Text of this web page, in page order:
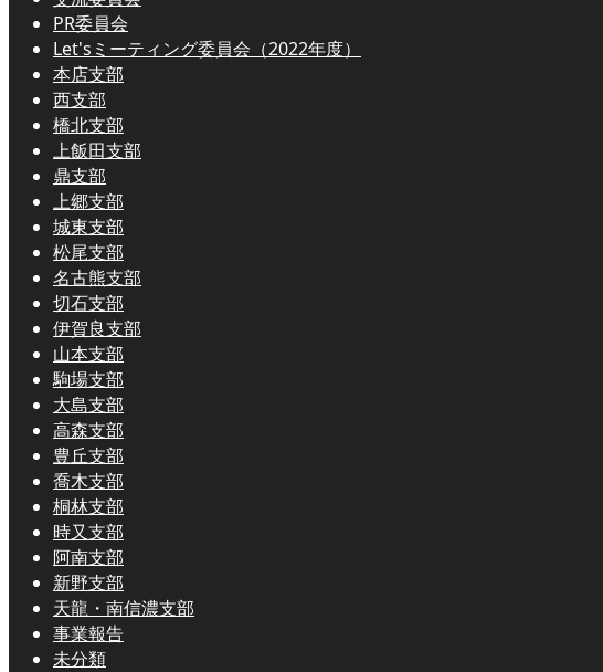
PR委員会
Let'sミーティング委員会（2022年度）
本店支部
西支部
橋北支部
上飯田支部
鼎支部
上郷支部
城東支部
松尾支部
名古熊支部
切石支部
伊賀良支部
山本支部
駒場支部
大島支部
高森支部
豊丘支部
喬木支部
桐林支部
時又支部
阿南支部
新野支部
天龍・南信濃支部
事業報告
未分類